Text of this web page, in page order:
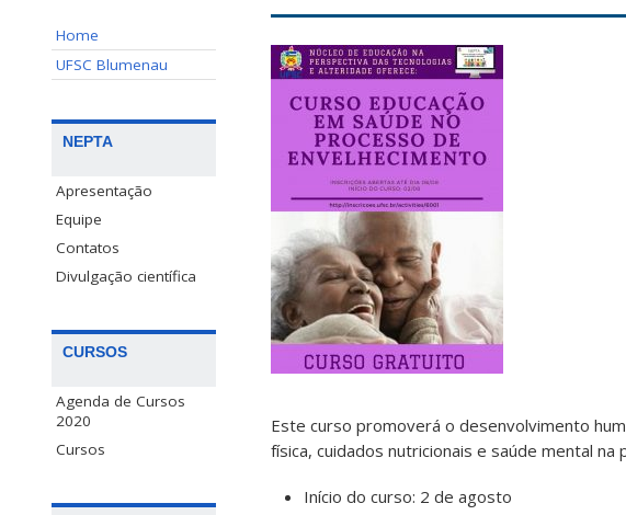
Home
UFSC Blumenau
NEPTA
Apresentação
Equipe
Contatos
Divulgação científica
CURSOS
Agenda de Cursos
2020
Cursos
Este curso promoverá o desenvolvimento
física, cuidados nutricionais e saúde mental
Início do curso: 2 de agosto